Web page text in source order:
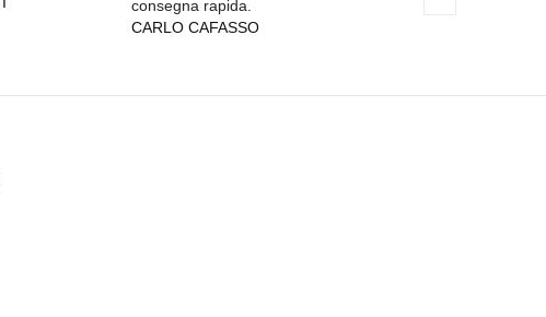
consegna rapida.
CARLO CAFASSO